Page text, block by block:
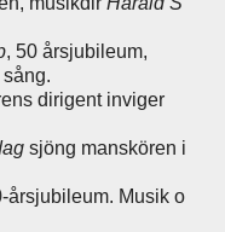
, 50 årsjubileum,
dirigent inviger
sjöng manskören i
årsjubileum. Musik o